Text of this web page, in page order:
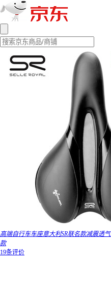
高端自行车车座意大利SR联名款减震透
款
19条评价